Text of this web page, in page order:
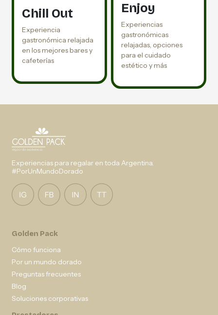
Chill Out
Experiencia
gastronómica relajada
en los mejores bares y
cafeterías
Enjoy
Experiencias
gastronómicas
relajadas, opciones
para el cuidado
estético y más
Experiencias para regalar en toda Argentina.
#PorUnMundoDorado
Golden Pack
Cómo funciona
Por un mundo dorado
Preguntas frecuentes
Blog
Soluciones corporativas